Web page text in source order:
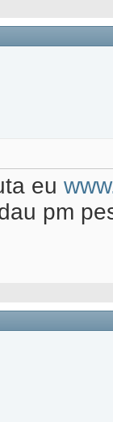
eu
pm